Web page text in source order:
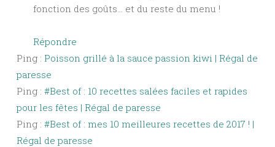
fonction des goûts… et du reste du menu !
Répondre
Ping : Poisson grillé à la sauce passion kiwi | Régal de
paresse
Ping : #Best of : 10 recettes salées faciles et rapides
pour les fêtes | Régal de paresse
Ping : #Best of : mes 10 meilleures recettes de 2017 ! |
Régal de paresse